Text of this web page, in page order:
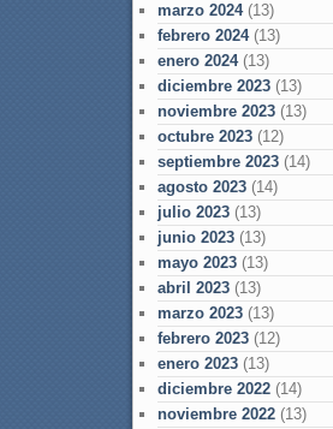
marzo 2024(13)
febrero 2024(13)
enero 2024(13)
diciembre 2023 (13)
noviembre 2023 (13)
octubre 2023 (12)
septiembre 2023 (14)
agosto 2023 (14)
julio 2023 (13)
junio 2023 (13)
mayo 2023 (13)
abril 2023 (13)
marzo 2023 (13)
febrero 2023 (12)
enero 2023 (13)
diciembre 2022 (14)
noviembre 2022 (13)